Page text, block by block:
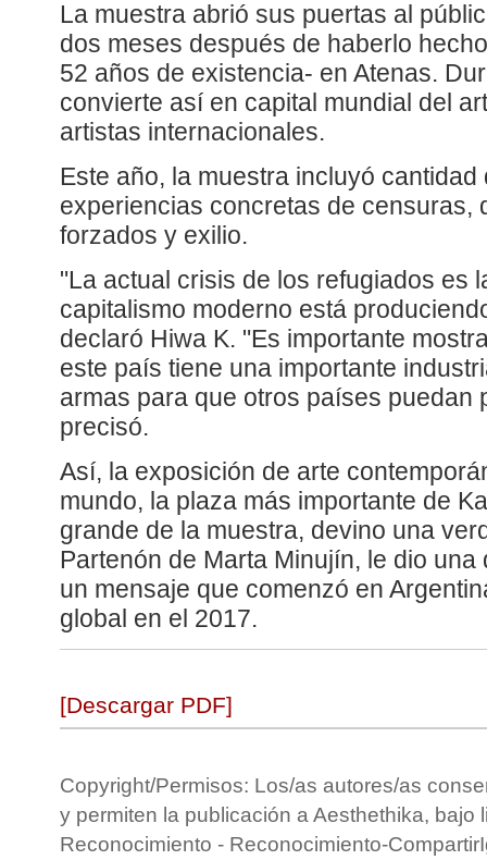
La muestra abrió sus puertas al
dos meses después de haberlo
52 años de existencia- en Atenas.
convierte así en capital mundial del
artistas internacionales.
Este año, la muestra incluyó
experiencias concretas de censuras,
forzados y exilio.
"La actual crisis de los refugiados es
capitalismo moderno está
declaró Hiwa K. "Es importante
este país tiene una importante
armas para que otros países puedan
precisó.
Así, la exposición de arte
mundo, la plaza más importante de
grande de la muestra, devino una
Partenón de Marta Minujín, le dio
un mensaje que comenzó en
global en el 2017.
[Descargar PDF]
Copyright/Permisos: Los/as autores/as
y permiten la publicación a Aesthethika, bajo
Reconocimiento - Reconocimiento-